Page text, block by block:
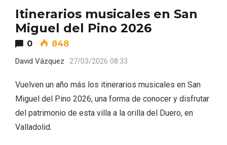
Itinerarios musicales en San
Miguel del Pino 2026
0 848
David Vázquez 27/03/2026 08:33
Vuelven un año más los itinerarios musicales en San
Miguel del Pino 2026, una forma de conocer y disfrutar
del patrimonio de esta villa a la orilla del Duero, en
Valladolid.
V Feria Europea del Queso 2026 en
Serrada